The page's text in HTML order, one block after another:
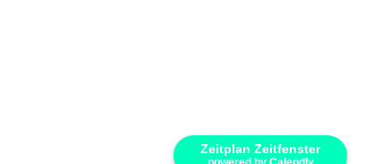
Zeitplan Zeitfenster